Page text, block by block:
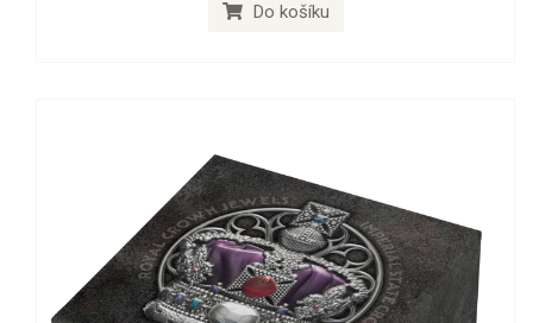
Do košíku